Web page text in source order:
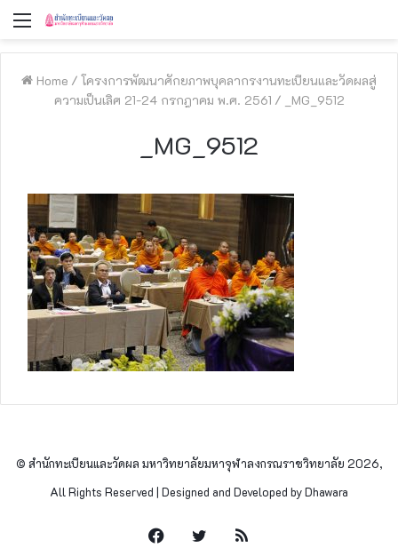
Menu
Home / โครงการพัฒนาศักยภาพบุคลากรงานทะเบียนและวัดผลสู่
ความเป็นเลิศ 21-24 กรกฎาคม พ.ศ. 2561 / _MG_9512
_MG_9512
© สำนักทะเบียนและวัดผล มหาวิทยาลัยมหาจุฬาลงกรณราชวิทยาลัย 2026,
All Rights Reserved | Designed and Developed by Dhawara
FacebookTwitter